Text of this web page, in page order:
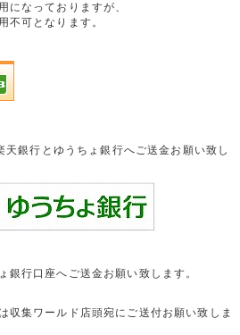
になっておりますが、
不可となります。
銀行とゆうちょ銀行へご送金お願い致し
銀行口座へご送金お願い致します。
収集ワールド店頭宛にご送付お願い致しま